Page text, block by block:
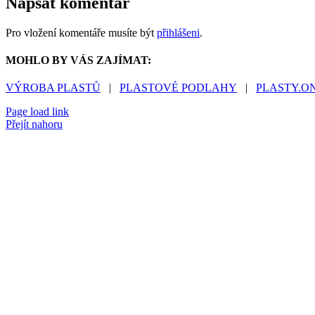
Pro vložení komentáře musíte být přihlášeni.
MOHLO BY VÁS ZAJÍMAT:
VÝROBA PLASTŮ | PLASTOVÉ PODLAHY |
Page load link
Přejít nahoru